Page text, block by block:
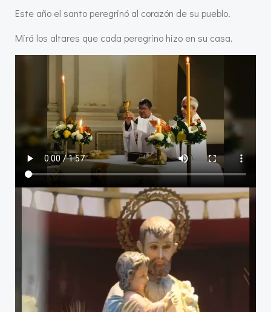
Este año el santo peregrinó al corazón de su pueblo.
Mirá los altares que cada peregrino hizo en su casa.